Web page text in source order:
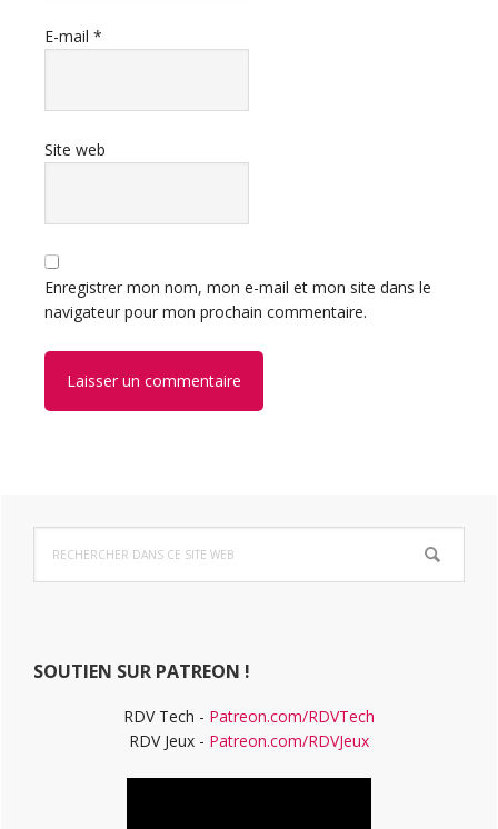
E-mail *
Site web
Enregistrer mon nom, mon e-mail et mon site dans le
navigateur pour mon prochain commentaire.
Barre
latérale
dans
ce
SOUTIEN SUR PATREON !
RDV Tech - Patreon.com/RDVTech
RDV Jeux - Patreon.com/RDVJeux